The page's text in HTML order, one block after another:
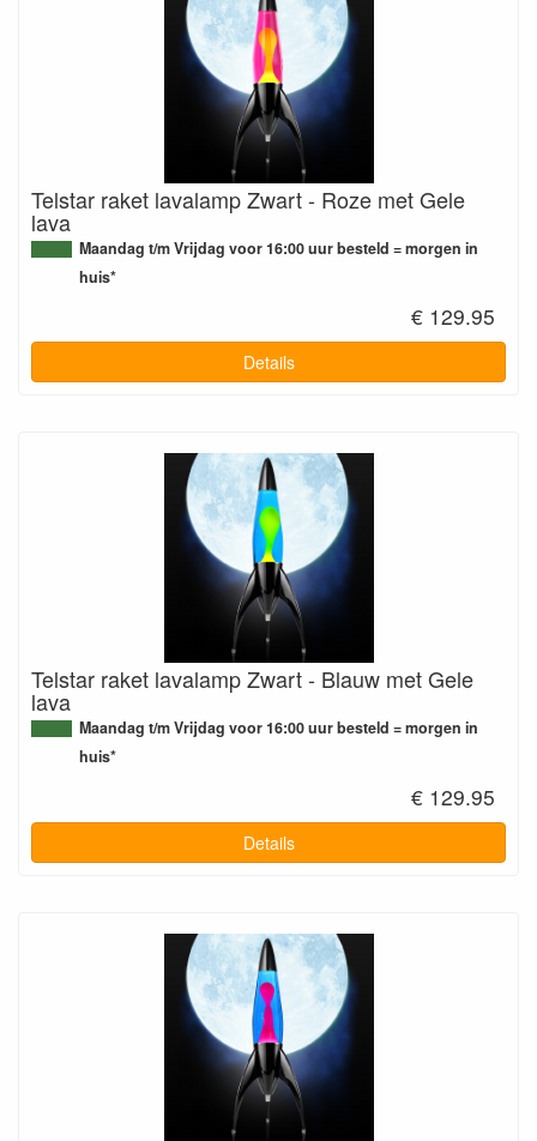
Telstar raket lavalamp Zwart - Roze met Gele
lava
Maandag t/m Vrijdag voor 16:00 uur besteld = morgen in
huis*
€ 129.95
Details
Telstar raket lavalamp Zwart - Blauw met Gele
lava
Maandag t/m Vrijdag voor 16:00 uur besteld = morgen in
huis*
€ 129.95
Details